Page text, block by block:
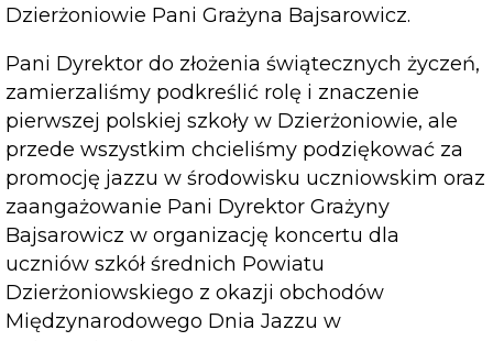
Dzierżoniowie Pani Grażyna Bajsarowicz.
Pani Dyrektor do złożenia świątecznych życzeń,
zamierzaliśmy podkreślić rolę i znaczenie
pierwszej polskiej szkoły w Dzierżoniowie, ale
przede wszystkim chcieliśmy podziękować za
promocję jazzu w środowisku uczniowskim oraz
zaangażowanie Pani Dyrektor Grażyny
Bajsarowicz w organizację koncertu dla
uczniów szkół średnich Powiatu
Dzierżoniowskiego z okazji obchodów
Międzynarodowego Dnia Jazzu w